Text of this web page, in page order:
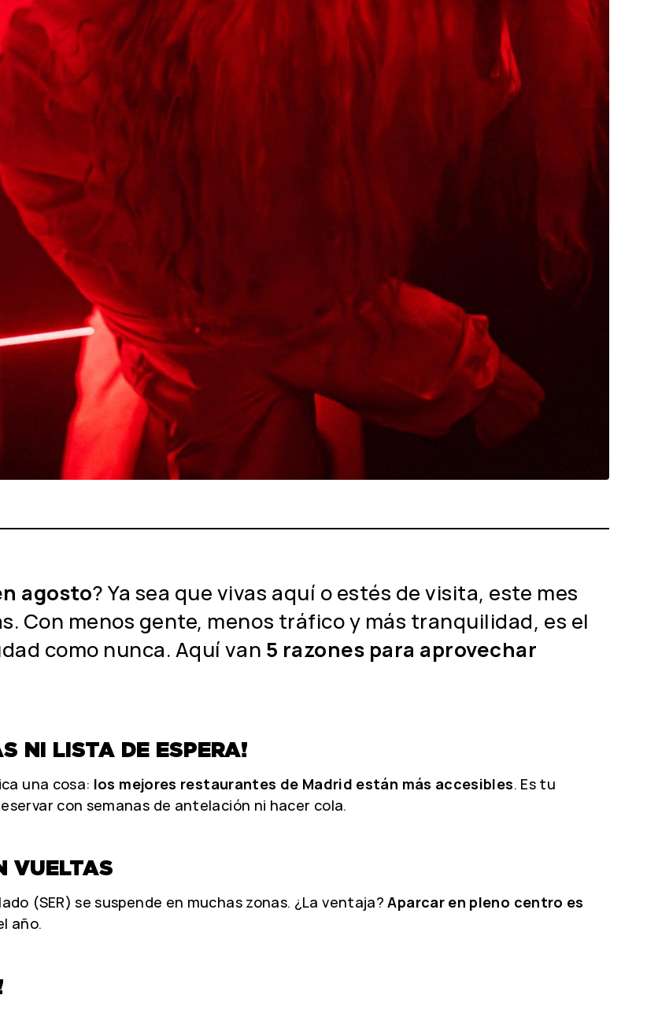
agosto? Ya sea que vivas aquí o estés de visita, este mes
Con menos gente, menos tráfico y más tranquilidad, es el
como nunca. Aquí van 5 razones para aprovechar
NI LISTA DE ESPERA!
una cosa: los mejores restaurantes de Madrid están más accesibles. Es tu
con semanas de antelación ni hacer cola.
VUELTAS
(SER) se suspende en muchas zonas. ¿La ventaja?Aparcar en pleno centro es
año.